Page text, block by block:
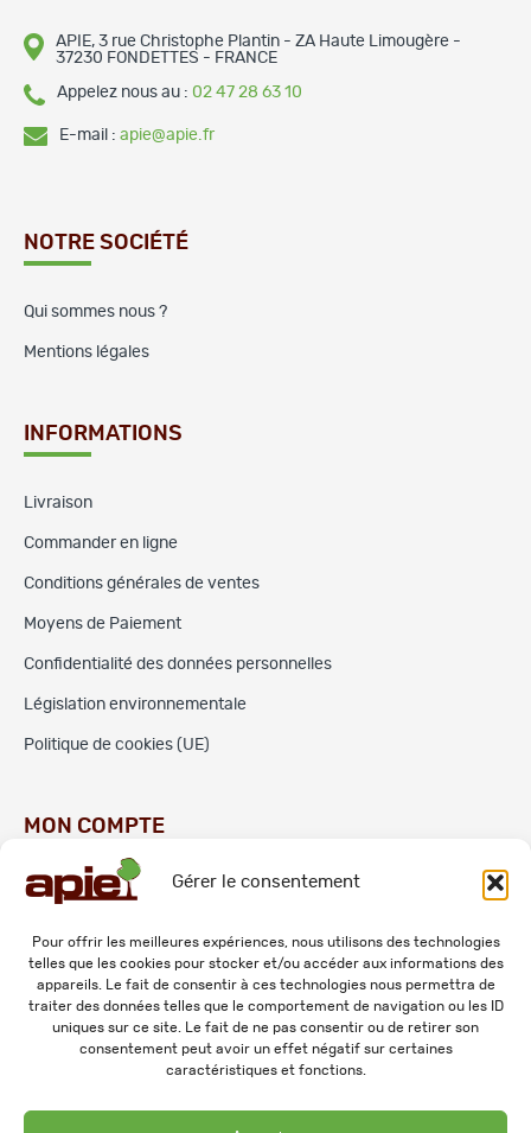
Gérer le consentement
Pour offrir les meilleures expériences, nous utilisons des technologies
telles que les cookies pour stocker et/ou accéder aux informations des
appareils. Le fait de consentir à ces technologies nous permettra de
traiter des données telles que le comportement de navigation ou les ID
uniques sur ce site. Le fait de ne pas consentir ou de retirer son
consentement peut avoir un effet négatif sur certaines
caractéristiques et fonctions.
APIE, 3 rue Christophe Plantin - ZA Haute Limougère -
37230 FONDETTES - FRANCE
Appelez nous au : 02 47 28 63 10
E-mail : apie@apie.fr
NOTRE SOCIÉTÉ
Qui sommes nous ?
Mentions légales
INFORMATIONS
Livraison
Commander en ligne
Conditions générales de ventes
Moyens de Paiement
Confidentialité des données personnelles
Législation environnementale
Politique de cookies (UE)
MON COMPTE
Commandes
Adresses
Mes informations personnelles